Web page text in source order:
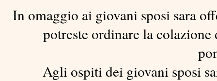
In omaggio ai giovani sposi sara
potreste ordinare la
Agli ospiti dei giovani sposi